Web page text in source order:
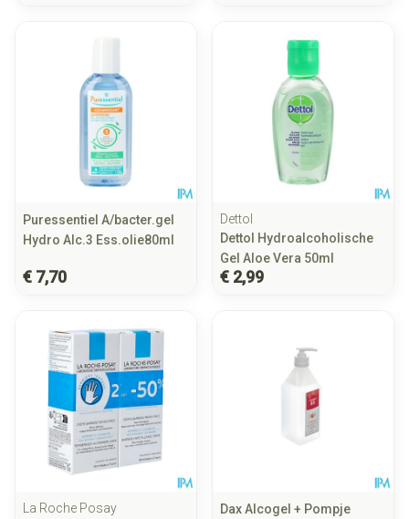
Puressentiel A/bacter.gel
Hydro Alc.3 Ess.olie80ml
€ 7,70
Dettol
Dettol Hydroalcoholische
Gel Aloe Vera 50ml
€ 2,99
La Roche Posay
Dax Alcogel + Pompje